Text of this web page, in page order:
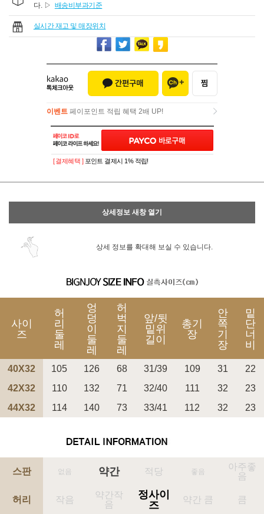
다. ▷ 배송비부과기준
실시간 재고 및 매장위치
이벤트 페이포인트 적립 혜택 2배 UP!
이벤트페이포인트 적립 혜택 2배 UP!
[ 결제혜택 ] 포인트 결제시 1% 적립!
상세정보 새창 열기
상세 정보를 확대해 보실 수 있습니다.
사이
즈
허
리
둘
레
엉
덩
이
둘
레
허
벅
지
둘
레
앞/뒷
밑위
길이
총기
장
안
쪽
기
장
밑
단
너
비
40X32 105 126 68 31/39 109 31
22
42X32
110 132 71 32/40 111 32
23
44X32
114 140 73 33/41 112 32 23
스판 없음 약간 적당 좋음
아주좋
음
허리 작음
약간작
음
정사이
즈
약간 큼 큼